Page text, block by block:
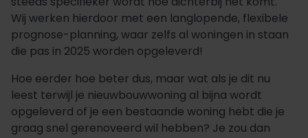
Wij werken hierdoor met een langlopende, flexibele
prognose-planning, waar zelfs al woningen in staan
die pas in 2025 worden opgeleverd!
Hoe eerder hoe beter dus, maar wat als je dit nu
leest terwijl je nieuwbouwwoning al bijna wordt
opgeleverd of je een bestaande woning hebt die je
graag snel gerenoveerd wil hebben? Je zou dan